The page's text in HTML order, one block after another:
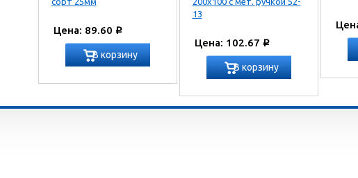
Цена: 89.60 Р
В корзину
13
Цена: 102.67 Р
В корзину